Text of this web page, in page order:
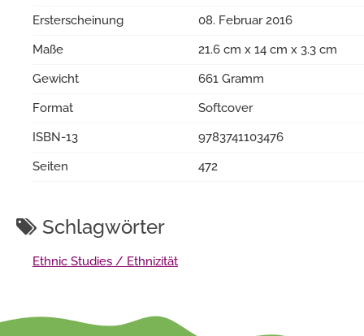
Ersterscheinung
08. Februar 2016
Maße
21.6 cm x 14 cm x 3.3 cm
Gewicht
661 Gramm
Format
Softcover
ISBN-13
9783741103476
Seiten
472
Schlagwörter
Ethnic Studies / Ethnizität